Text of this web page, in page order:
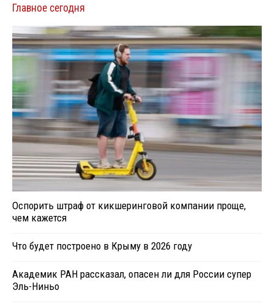
Главное сегодня
Оспорить штраф от кикшеринговой компании проще,
чем кажется
Что будет построено в Крыму в 2026 году
Академик РАН рассказал, опасен ли для России супер
Эль-Ниньо